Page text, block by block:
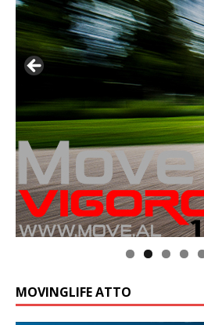
MOVINGLIFE ATTO